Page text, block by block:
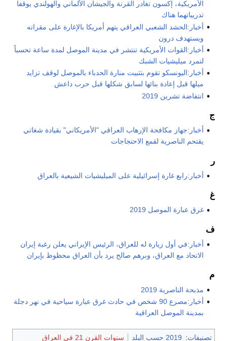
الأمريكية، إكسون تغادر القرنة والجيشان الألماني والهولندي يوقفا
تدريباتهما هناك
أخبار:الحشد الشعبي العراقي يتهم أمريكا بالإغارة على مقراته
ويستهدف درون
أخبار:القوات الأمريكية تنتشر في مدينة الموصل لمدة ساعة تحسباً
لتمرد ميليشيات الشبك
أخبار:اليونسكو تقوم بتثبيت منارة الحدباء بالموصل لوقف تزايد
ميلها قبل إعادة بنائها لسابق شكلها قبل حرب داعش
انتفاضة تشرين 2019
ج
أخبار:جهاز مكافحة الإرهاب العراقي "الأمريكاني" بقيادة شغاتي
يقتحم الناصرية لقمع الاحتجاجات
ر
أخبار:رابع غارة إسرائيلية على الميليشيات الشيعية بالعراق
غ
غرق عبارة الموصل 2019
ف
أخبار:في أول زيارة له للعراق، الرئيس الإيراني يعلن رغبة إيران
الاتحاد مع العراق، وبرهم صالح يرد بأن العراق محظوظ بإيران
م
مذبحة الناصرية 2019
أخبار:مصرع 90 شخص في حادث غرق عبارة سياحية في نهر دجلة
بمدينة الموصل العراقية
تصنيفات: 2019 حسب البلد سنوات القرن 21 في العراق